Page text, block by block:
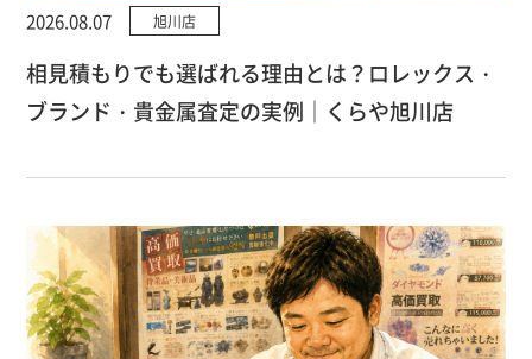
2026.08.07 旭川店
相見積もりでも選ばれる理由とは？ロレックス・
ブランド・貴金属査定の実例｜くらや旭川店